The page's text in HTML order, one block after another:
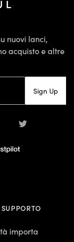
nuovi lanci,
acquisto e altre
Sign Up
Twitter
importa